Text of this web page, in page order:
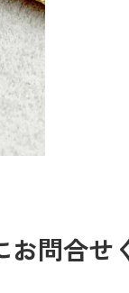
お問合せ